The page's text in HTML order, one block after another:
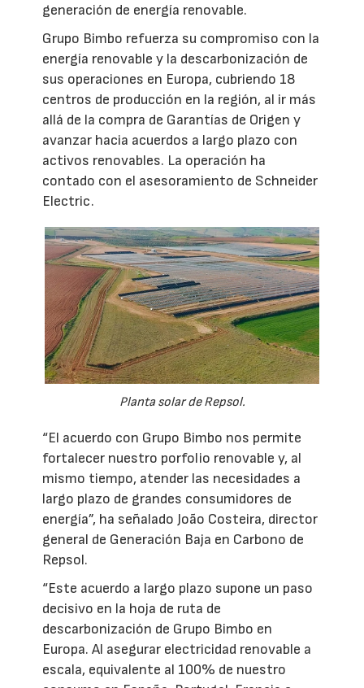
generación de energía renovable.
Grupo Bimbo refuerza su compromiso con la
energía renovable y la descarbonización de
sus operaciones en Europa, cubriendo 18
centros de producción en la región, al ir más
allá de la compra de Garantías de Origen y
avanzar hacia acuerdos a largo plazo con
activos renovables. La operación ha
contado con el asesoramiento de Schneider
Electric.
Planta solar de Repsol.
“El acuerdo con Grupo Bimbo nos permite
fortalecer nuestro porfolio renovable y, al
mismo tiempo, atender las necesidades a
largo plazo de grandes consumidores de
energía”, ha señalado João Costeira, director
general de Generación Baja en Carbono de
Repsol.
“Este acuerdo a largo plazo supone un paso
decisivo en la hoja de ruta de
descarbonización de Grupo Bimbo en
Europa. Al asegurar electricidad renovable a
escala, equivalente al 100% de nuestro